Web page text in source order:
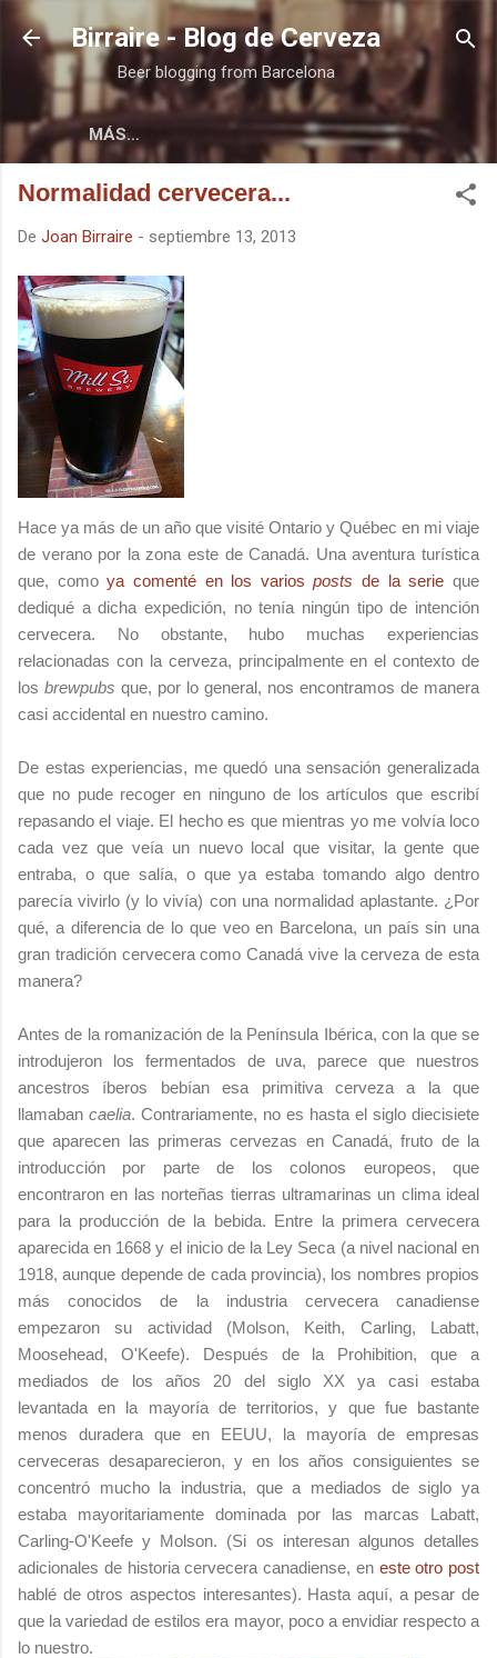
Ir al contenido principal
Birraire - Blog de Cerveza
Beer blogging from Barcelona
MÁS…
Normalidad cervecera...
De Joan Birraire - septiembre 13, 2013
Hace ya más de un año que visité Ontario y Québec en mi viaje
de verano por la zona este de Canadá. Una aventura turística
que, comoya comenté en los variosposts de la serie que
dediqué a dicha expedición, no tenía ningún tipo de intención
cervecera. No obstante, hubo muchas experiencias
relacionadas con la cerveza, principalmente en el contexto de
los brewpubs que, por lo general, nos encontramos de manera
casi accidental en nuestro camino.
De estas experiencias, me quedó una sensación generalizada
que no pude recoger en ninguno de los artículos que escribí
repasando el viaje. El hecho es que mientras yo me volvía loco
cada vez que veía un nuevo local que visitar, la gente que
entraba, o que salía, o que ya estaba tomando algo dentro
parecía vivirlo (y lo vivía) con una normalidad aplastante. ¿Por
qué, a diferencia de lo que veo en Barcelona, un país sin una
gran tradición cervecera como Canadá vive la cerveza de esta
manera?
Antes de la romanización de la Península Ibérica, con la que se
introdujeron los fermentados de uva, parece que nuestros
ancestros íberos bebían esa primitiva cerveza a la que
llamaban caelia. Contrariamente, no es hasta el siglo diecisiete
que aparecen las primeras cervezas en Canadá, fruto de la
introducción por parte de los colonos europeos, que
encontraron en las norteñas tierras ultramarinas un clima ideal
para la producción de la bebida. Entre la primera cervecera
aparecida en 1668 y el inicio de la Ley Seca (a nivel nacional en
1918, aunque depende de cada provincia), los nombres propios
más conocidos de la industria cervecera canadiense
empezaron su actividad (Molson, Keith, Carling, Labatt,
Moosehead, O'Keefe). Después de la Prohibition, que a
mediados de los años 20 del siglo XX ya casi estaba
levantada en la mayoría de territorios, y que fue bastante
menos duradera que en EEUU, la mayoría de empresas
cerveceras desaparecieron, y en los años consiguientes se
concentró mucho la industria, que a mediados de siglo ya
estaba mayoritariamente dominada por las marcas Labatt,
Carling-O'Keefe y Molson. (Si os interesan algunos detalles
adicionales de historia cervecera canadiense, en este otro post
hablé de otros aspectos interesantes). Hasta aquí, a pesar de
que la variedad de estilos era mayor, poco a envidiar respecto a
lo nuestro.